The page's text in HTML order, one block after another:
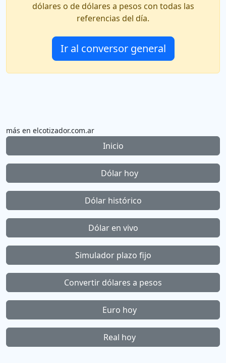
dólares o de dólares a pesos con todas las
referencias del día.
Ir al conversor general
más en elcotizador.com.ar
Inicio
Dólar hoy
Dólar histórico
Dólar en vivo
Simulador plazo fijo
Convertir dólares a pesos
Euro hoy
Real hoy